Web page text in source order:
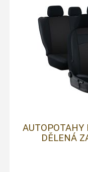
AUTOPOTAHY
DĚLENÁ